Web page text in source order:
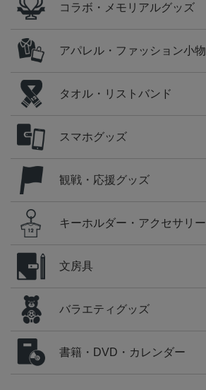
コラボ・メモリアルグッズ
アパレル・ファッション小物
タオル・リストバンド
スマホグッズ
観戦・応援グッズ
キーホルダー・アクセサリー
文房具
バラエティグッズ
書籍・DVD・カレンダー